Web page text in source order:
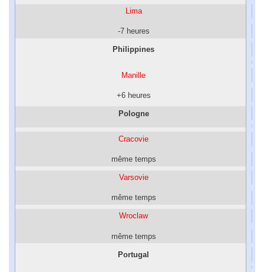
Lima
-7 heures
Philippines
Manille
+6 heures
Pologne
Cracovie
même temps
Varsovie
même temps
Wroclaw
même temps
Portugal